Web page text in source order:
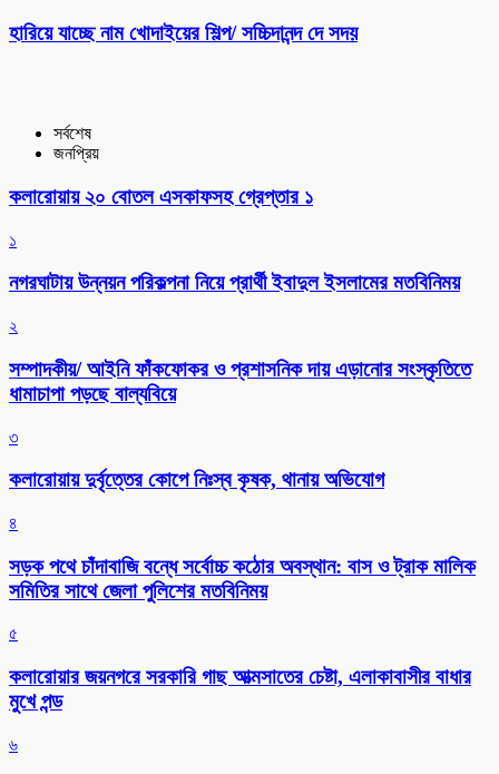
হারিয়ে যাচ্ছে নাম খোদাইয়ের শিল্প/ সচ্চিদানন্দ দে সদয়
সর্বশেষ
জনপ্রিয়
কলারোয়ায় ২০ বোতল এসকাফসহ গ্রেপ্তার ১
১
নগরঘাটায় উন্নয়ন পরিকল্পনা নিয়ে প্রার্থী ইবাদুল ইসলামের মতবিনিময়
২
সম্পাদকীয়/ আইনি ফাঁকফোকর ও প্রশাসনিক দায় এড়ানোর সংস্কৃতিতে
ধামাচাপা পড়ছে বাল্যবিয়ে
৩
কলারোয়ায় দুর্বৃত্তের কোপে নিঃস্ব কৃষক, থানায় অভিযোগ
৪
সড়ক পথে চাঁদাবাজি বন্ধে সর্বোচ্চ কঠোর অবস্থান: বাস ও ট্রাক মালিক
সমিতির সাথে জেলা পুলিশের মতবিনিময়
৫
কলারোয়ার জয়নগরে সরকারি গাছ আত্মসাতের চেষ্টা, এলাকাবাসীর বাধার
মুখে পন্ড
৬